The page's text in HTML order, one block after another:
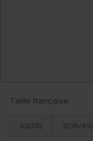
Taille française
XS(36) S(38/40)